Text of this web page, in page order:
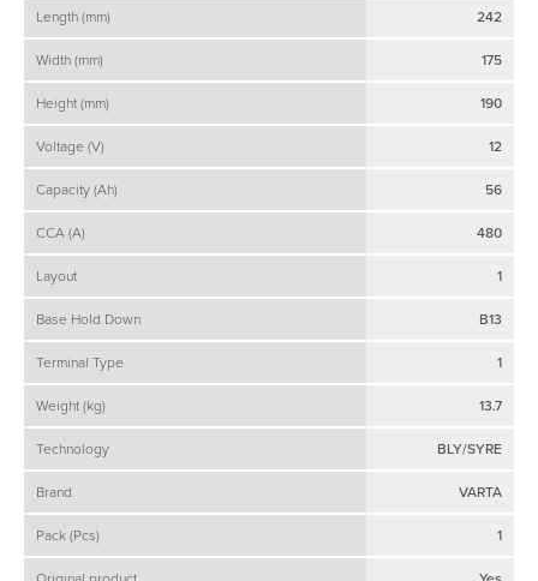
Length (mm) 242
Width (mm) 175
Height (mm) 190
Voltage (V) 12
Capacity (Ah) 56
CCA (A) 480
Layout 1
Base Hold Down B13
Terminal Type 1
Weight (kg) 13.7
Technology BLY/SYRE
Brand VARTA
Pack (Pcs) 1